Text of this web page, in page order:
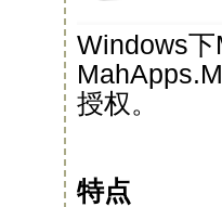
Windows
授权。
特点